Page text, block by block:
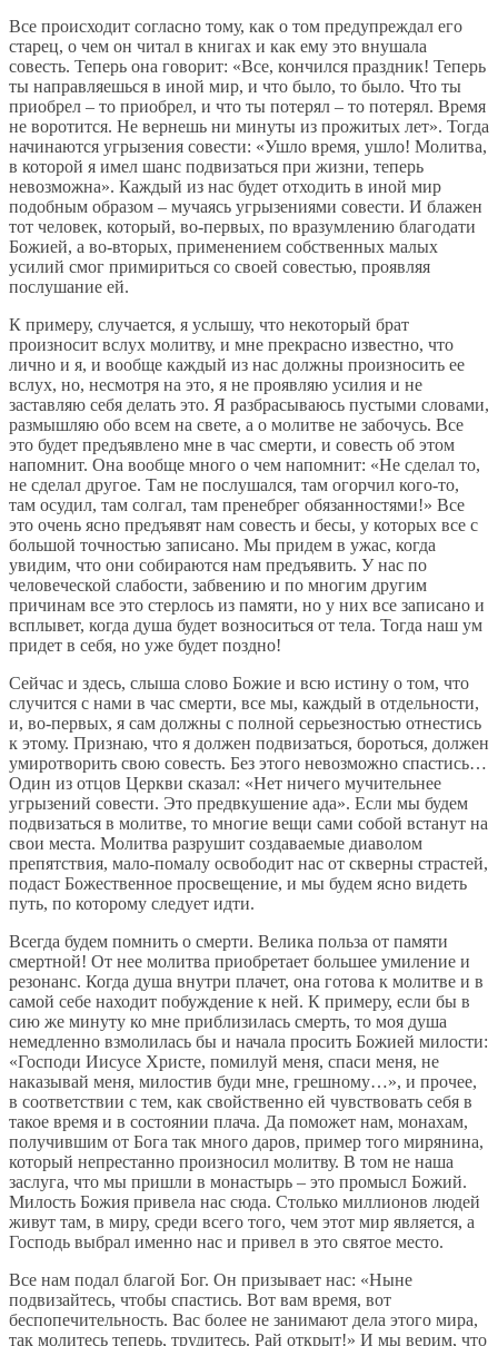
Все происходит согласно тому, как о том предупреждал его
старец, о чем он читал в книгах и как ему это внушала
совесть. Теперь она говорит: «Все, кончился праздник! Теперь
ты направляешься в иной мир, и что было, то было. Что ты
приобрел – то приобрел, и что ты потерял – то потерял. Время
не воротится. Не вернешь ни минуты из прожитых лет». Тогда
начинаются угрызения совести: «Ушло время, ушло! Молитва,
в которой я имел шанс подвизаться при жизни, теперь
невозможна». Каждый из нас будет отходить в иной мир
подобным образом – мучаясь угрызениями совести. И блажен
тот человек, который, во-первых, по вразумлению благодати
Божией, а во-вторых, применением собственных малых
усилий смог примириться со своей совестью, проявляя
послушание ей.
К примеру, случается, я услышу, что некоторый брат
произносит вслух молитву, и мне прекрасно известно, что
лично и я, и вообще каждый из нас должны произносить ее
вслух, но, несмотря на это, я не проявляю усилия и не
заставляю себя делать это. Я разбрасываюсь пустыми словами,
размышляю обо всем на свете, а о молитве не забочусь. Все
это будет предъявлено мне в час смерти, и совесть об этом
напомнит. Она вообще много о чем напомнит: «Не сделал то,
не сделал другое. Там не послушался, там огорчил кого-то,
там осудил, там солгал, там пренебрег обязанностями!» Все
это очень ясно предъявят нам совесть и бесы, у которых все с
большой точностью записано. Мы придем в ужас, когда
увидим, что они собираются нам предъявить. У нас по
человеческой слабости, забвению и по многим другим
причинам все это стерлось из памяти, но у них все записано и
всплывет, когда душа будет возноситься от тела. Тогда наш ум
придет в себя, но уже будет поздно!
Сейчас и здесь, слыша слово Божие и всю истину о том, что
случится с нами в час смерти, все мы, каждый в отдельности,
и, во-первых, я сам должны с полной серьезностью отнестись
к этому. Признаю, что я должен по­двизаться, бороться, должен
умиротворить свою совесть. Без этого невозможно спастись…
Один из отцов Церкви сказал: «Нет ничего мучительнее
угрызений совести. Это предвкушение ада». Если мы будем
подвизаться в молитве, то многие вещи сами собой встанут на
свои места. Молитва разрушит создаваемые диаволом
препятствия, мало-помалу освободит нас от скверны страстей,
подаст Божественное просвещение, и мы будем ясно видеть
путь, по которому следует идти.
Всегда будем помнить о смерти. Велика польза от памяти
смертной! От нее молитва приобретает большее умиление и
резонанс. Когда душа внутри плачет, она готова к молитве и в
самой себе находит побуждение к ней. К примеру, если бы в
сию же минуту ко мне приблизилась смерть, то моя душа
немедленно взмолилась бы и начала просить Божией милости:
«Господи Иисусе Хрис­те, помилуй меня, спаси меня, не
наказывай меня, милостив буди мне, грешному…», и прочее,
в соответствии с тем, как свойственно ей чувствовать себя в
такое время и в состоянии плача. Да поможет нам, монахам,
получившим от Бога так много даров, пример того мирянина,
который непрестанно произносил молитву. В том не наша
заслуга, что мы пришли в монастырь – это промысл Божий.
Милость Божия привела нас сюда. Столько миллионов людей
живут там, в миру, среди всего того, чем этот мир является, а
Господь выбрал именно нас и привел в это святое место.
Все нам подал благой Бог. Он призывает нас: «Ныне
подвизайтесь, чтобы спастись. Вот вам время, вот
беспопечительность. Вас более не занимают дела этого мира,
так молитесь теперь, трудитесь. Рай открыт!» И мы верим, что